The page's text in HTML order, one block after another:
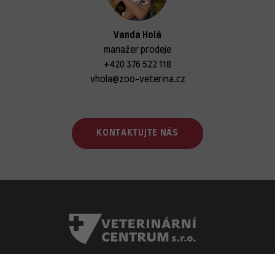
Vanda Holá
manažer prodeje
+420 376 522 118
vhola@zoo-veterina.cz
KONTAKTUJTE NÁS